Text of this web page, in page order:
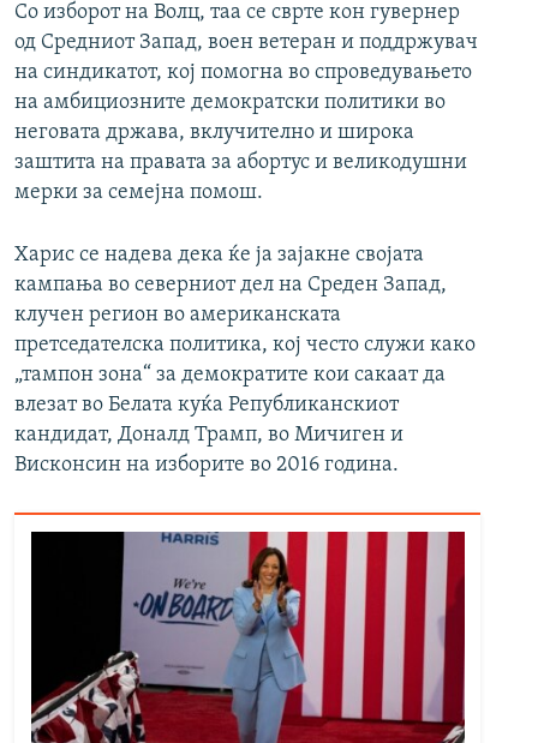
Со изборот на Волц, таа се сврте кон гувернер
од Средниот Запад, воен ветеран и поддржувач
на синдикатот, кој помогна во спроведувањето
на амбициозните демократски политики во
неговата држава, вклучително и широка
заштита на правата за абортус и великодушни
мерки за семејна помош.
Харис се надева дека ќе ја зајакне својата
кампања во северниот дел на Среден Запад,
клучен регион во американската
претседателска политика, кој често служи како
„тампон зона“ за демократите кои сакаат да
влезат во Белата куќа Републиканскиот
кандидат, Доналд Трамп, во Мичиген и
Висконсин на изборите во 2016 година.